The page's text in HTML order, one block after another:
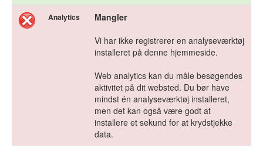
Analytics
Mangler
Vi har ikke registrerer en analyseværktøj
installeret på denne hjemmeside.
Web analytics kan du måle besøgendes
aktivitet på dit websted. Du bør have
mindst én analyseværktøj installeret,
men det kan også være godt at
installere et sekund for at krydstjekke
data.